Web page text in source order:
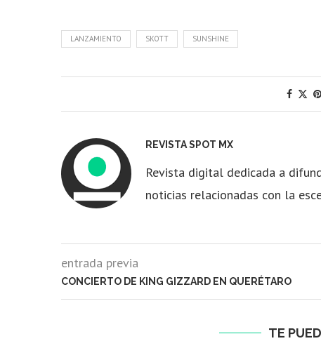
LANZAMIENTO SKOTT SUNSHINE
REVISTA SPOT MX
Revista digital dedicada a
noticias relacionadas con la
entrada previa
CONCIERTO DE KING GIZZARD EN QUERÉTARO
TE